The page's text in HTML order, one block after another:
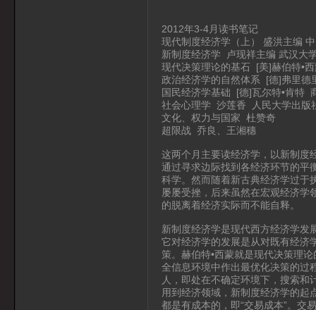
2012年3-4月读书笔记
现代制度经济学（上） 盛洪主编
新制度经济学 卢现祥主编 武汉大
现代决策理论的基石 [美]赫伯特•
政治经济学的自然体系 [德]弗里德
国民经济学基础 [德]瓦尔特•肯特
社会心理学 沙莲香 人民大学出版
文化、权力与国家 杜赞奇
超限战 乔良、王湘穗
这两个月主要读经济学，以新制度
通过寻求边际找到各经济环节的平
科学。然而随着新古典经济学过于
屡屡受挫，后来虽然在宏观经济
的脱离着经济实际而不能自释。
新制度经济学是现代西方经济学发
它对经济学的发展是从对既有经济
策。赫伯特•西蒙就是现代决策理
全信息环境中作出最优化决策的过
人，即处在不确定环境下，搜索
用到经济领域，新制度经济学的起
都是有成本的，即“交易成本”。交